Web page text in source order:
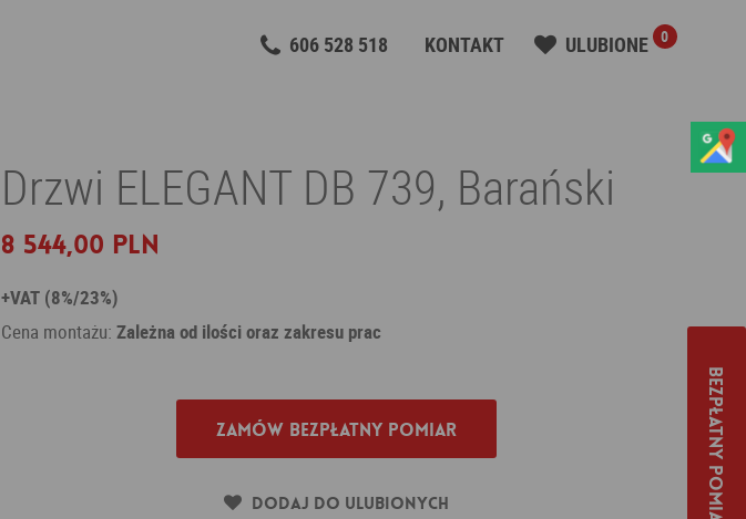
606 528 518 KONTAKT ULUBIONE 0
Drzwi ELEGANT DB 739, Barański
8 544,00 PLN
+VAT (8%/23%)
Cena montażu: Zależna od ilości oraz zakresu prac
Zamów bezpłatny pomiar
Dodaj do ulubionych Bezpłatny pomiar